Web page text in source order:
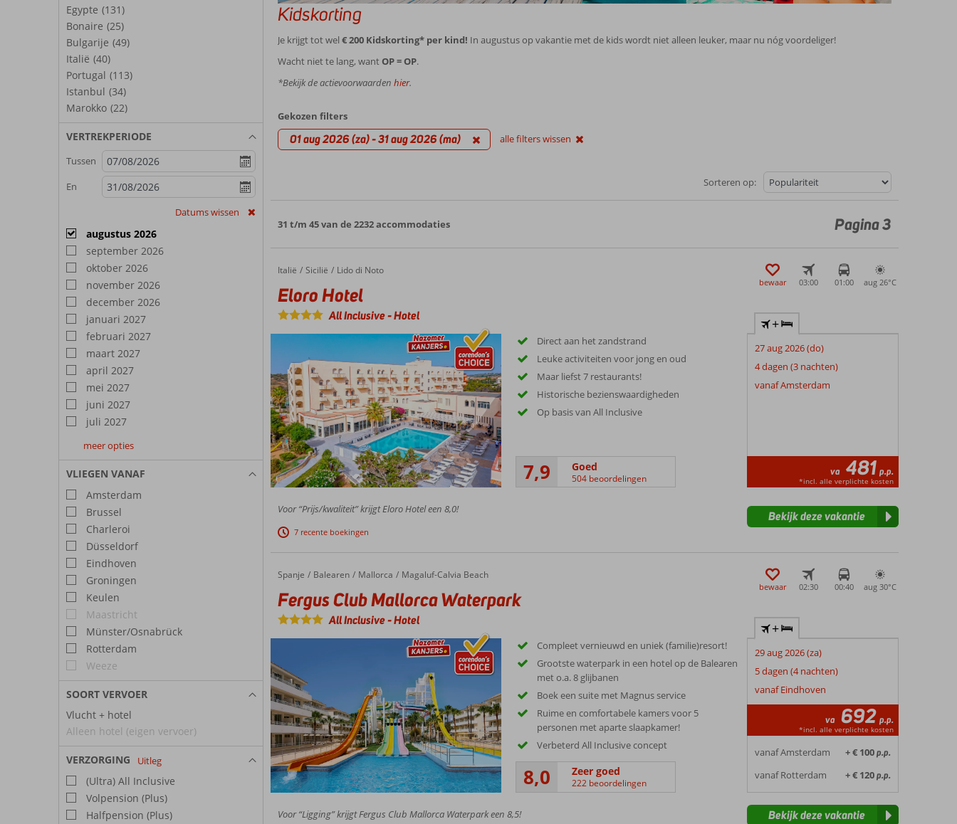
Egypte (131)
Bonaire (25)
Bulgarije (49)
Italië (40)
Portugal (113)
Istanbul (34)
Marokko (22)
VERTREKPERIODE
Tussen
En
Datums wissen
augustus 2026
september 2026
oktober 2026
november 2026
december 2026
januari 2027
februari 2027
maart 2027
april 2027
mei 2027
juni 2027
juli 2027
augustus
2027
september
2027
oktober
2027
meer opties
VLIEGEN VANAF
Amsterdam
Brussel
Charleroi
Düsseldorf
Eindhoven
Groningen
Keulen
Maastricht
Münster/Osnabrück
Rotterdam
Weeze
SOORT VERVOER
Vlucht + hotel
Alleen hotel (eigen vervoer)
VERZORGING Uitleg
(Ultra) All Inclusive
Volpension (Plus)
Halfpension (Plus)
Kidskorting
Je krijgt tot wel € 200 Kidskorting* per kind! In augustus op vakantie met de kids wordt niet alleen leuker, maar nu nóg voordeliger!
Wacht niet te lang, wantOP = OP.
*Bekijk de actievoorwaarden hier.
Gekozen filters
01 aug 2026 (za) - 31 aug 2026 (ma) alle filters wissen
Sorteren op:
31 t/m 45 van de 2232 accommodaties Pagina 3
Home
Italië Sicilië Lido di Noto
Eloro Hotel
Eloro Hotel
All Inclusive-Hotel
bewaar 03:00 01:00 aug 26°C
Direct aan het zandstrand
Leuke activiteiten voor jong en oud
Maar liefst 7 restaurants!
Historische bezienswaardigheden
Op basis van All Inclusive
7,9 Goed
504 beoordelingen
+
27 aug 2026 (do)
4 dagen (3 nachten)
vanaf Amsterdam
va 481 p.p.
*incl. alle verplichte kosten
Voor “Prijs/kwaliteit” krijgt Eloro Hotel een 8,0!
7 recente boekingen
Bekijk deze vakantie
Home
Spanje Balearen Mallorca Magaluf-Calvia Beach
Fergus Club Mallorca Waterpark
Fergus Club Mallorca Waterpark
All Inclusive-Hotel
bewaar 02:30 00:40 aug 30°C
Compleet vernieuwd en uniek (familie)resort!
Grootste waterpark in een hotel op de Balearen
met o.a. 8 glijbanen
Boek een suite met Magnus service
Ruime en comfortabele kamers voor 5
personen met aparte slaapkamer!
Verbeterd All Inclusive concept
8,0 Zeer goed
222 beoordelingen
+
29 aug 2026 (za)
5 dagen (4 nachten)
vanaf Eindhoven
va 692 p.p.
*incl. alle verplichte kosten
vanaf Amsterdam + € 100p.p.
vanaf Rotterdam + € 120p.p.
Voor “Ligging” krijgt Fergus Club Mallorca Waterpark een 8,5! Bekijk deze vakantie